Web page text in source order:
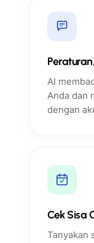
AI
Anda dan
dengan
Cek Sisa
Tanyakan